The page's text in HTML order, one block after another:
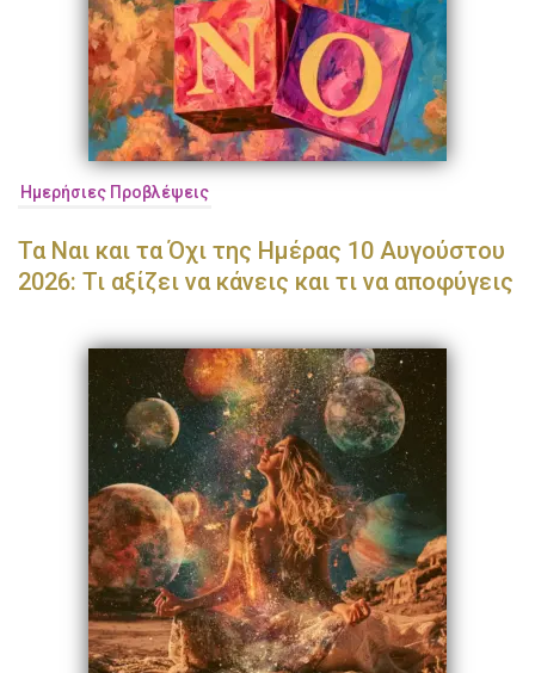
Ημερήσιες Προβλέψεις
Τα Ναι και τα Όχι της Ημέρας 10 Αυγούστου
2026: Τι αξίζει να κάνεις και τι να αποφύγεις